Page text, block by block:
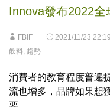
Innova發布2022
FBIF 2021/11/23
飲料, 趨勢
消費者的教育程度普遍
流也增多，品牌如果想